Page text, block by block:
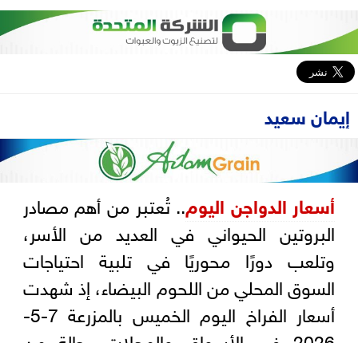
إيمان سعيد
أسعار الدواجن اليوم.. تُعتبر من أهم مصادر
البروتين الحيواني في العديد من الأسر،
وتلعب دورًا محوريًا في تلبية احتياجات
السوق المحلي من اللحوم البيضاء، إذ شهدت
أسعار الفراخ اليوم الخميس بالمزرعة 7-5-